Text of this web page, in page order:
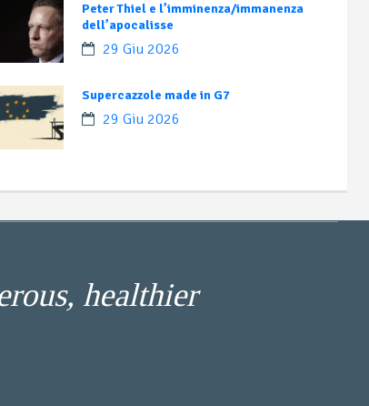
Peter Thiel e l’imminenza/immanenza
dell’apocalisse
29 Giu 2026
Supercazzole made in G7
29 Giu 2026
healthier